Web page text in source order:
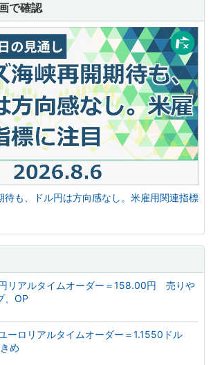
で確認
待も、ドル円は方向感なし。米雇用関連指標
円リアルタイムオーダー＝158.00円 売りや
、OP
ーロリアルタイムオーダー＝1.1550ドル
め